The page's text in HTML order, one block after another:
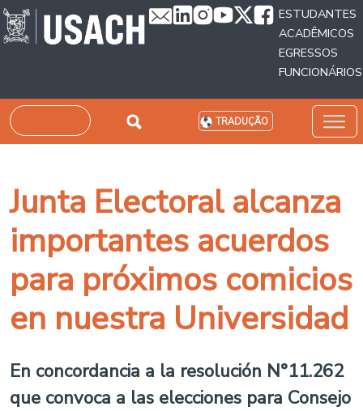
Passar para o conteúdo principal
ESTUDANTES
ACADÊMICOS
EGRESSOS
FUNCIONÁRIOS
Pesquisar TRADUÇÃO
Junta Electoral alcanza
importantes acuerdos
para próximos comicios
en nuestra Universidad
En concordancia a la resolución N°11.262
que convoca a las elecciones para Consejo